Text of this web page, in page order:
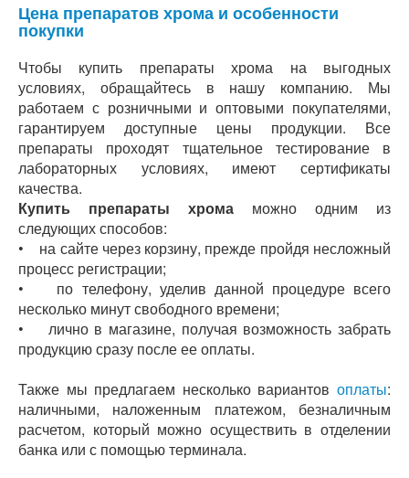
Цена препаратов хрома и особенности
покупки
Чтобы купить препараты хрома на выгодных
условиях, обращайтесь в нашу компанию. Мы
работаем с розничными и оптовыми покупателями,
гарантируем доступные цены продукции. Все
препараты проходят тщательное тестирование в
лабораторных условиях, имеют сертификаты
качества.
Купить препараты хрома можно одним из
следующих способов:
• на сайте через корзину, прежде пройдя несложный
процесс регистрации;
• по телефону, уделив данной процедуре всего
несколько минут свободного времени;
• лично в магазине, получая возможность забрать
продукцию сразу после ее оплаты.
Также мы предлагаем несколько вариантов оплаты:
наличными, наложенным платежом, безналичным
расчетом, который можно осуществить в отделении
банка или с помощью терминала.